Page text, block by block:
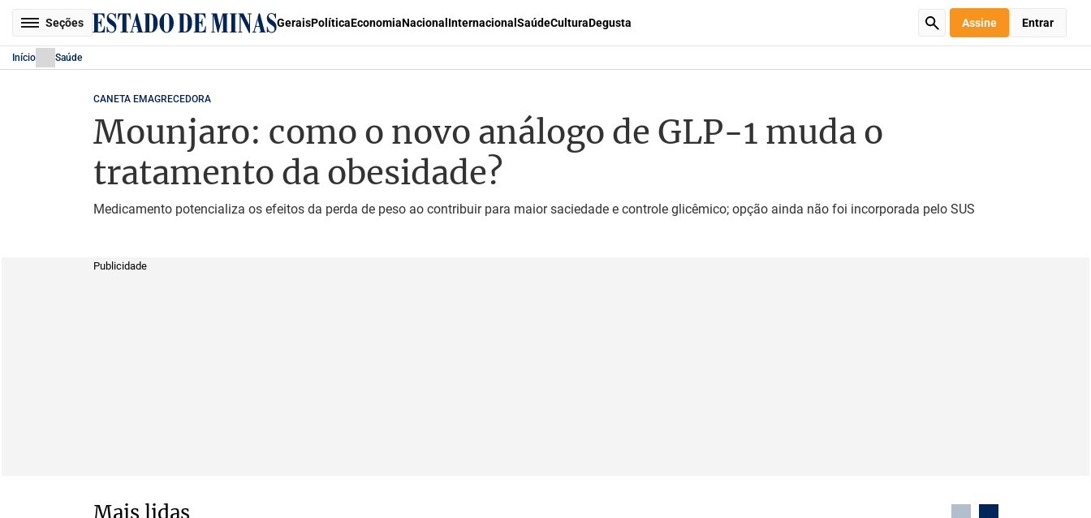
Seções GeraisPolíticaEconomiaNacional Internacional SaúdeCulturaDegusta Assine Entrar
Início Saúde
CANETA EMAGRECEDORA
Mounjaro: como o novo análogo de GLP-1 muda o
tratamento da obesidade?
Medicamento potencializa os efeitos da perda de peso ao contribuir para maior saciedade e controle glicêmico; opção ainda não foi incorporada pelo SUS
Publicidade
Mais lidas